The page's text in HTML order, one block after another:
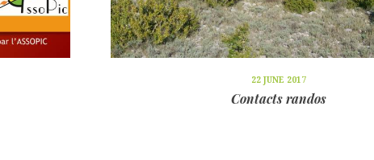
22 JUNE 2017
Contacts randos